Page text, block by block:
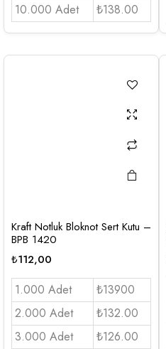
10.000 Adet
₺138.00
Kraft Notluk Bloknot Sert Kutu –
BPB 1420
₺112,00
1.000 Adet
₺13900
2.000 Adet
₺132.00
3.000 Adet
₺126.00